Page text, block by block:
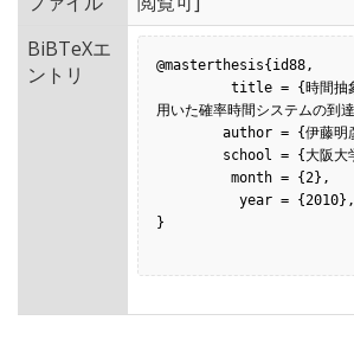
BiBTeXエ
ントリ
@masterthesis{id88,
用いた確率時間システムの到
}